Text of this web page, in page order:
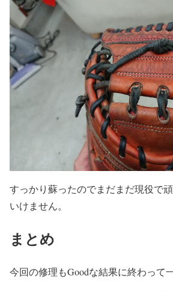
すっかり蘇ったのでまだまだ現役で
いけません。
まとめ
今回の修理もGoodな結果に終わって